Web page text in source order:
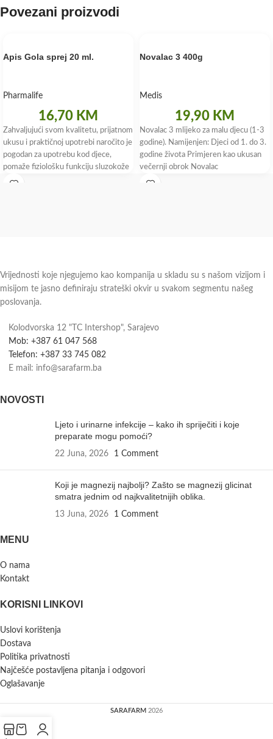
Povezani proizvodi
Apis Gola sprej 20 ml.
Pharmalife
16,70 KM
Zahvaljujući svom kvalitetu, prijatnom
ukusu i praktičnoj upotrebi naročito je
pogodan za upotrebu kod djece,
pomaže fiziološku funkciju sluzokože
grla,
Novalac 3 400g
Medis
19,90 KM
Novalac 3 mlijeko za malu djecu (1-3
godine). Namijenjen: Djeci od 1. do 3.
godine života Primjeren kao ukusan
večernji obrok Novalac
Vrijednosti koje njegujemo kao kompanija u skladu su s našom vizijom i
misijom te jasno definiraju strateški okvir u svakom segmentu našeg
poslovanja.
Kolodvorska 12 "TC Intershop", Sarajevo
Mob: +387 61 047 568
Telefon: +387 33 745 082
E mail: info@sarafarm.ba
NOVOSTI
Ljeto i urinarne infekcije – kako ih spriječiti i koje
preparate mogu pomoći?
22 Juna, 2026 1 Comment
Koji je magnezij najbolji? Zašto se magnezij glicinat
smatra jednim od najkvalitetnijih oblika.
13 Juna, 2026 1 Comment
MENU
O nama
Kontakt
KORISNI LINKOVI
Uslovi korištenja
Dostava
Politika privatnosti
Najčešće postavljena pitanja i odgovori
Oglašavanje
SARAFARM 2026